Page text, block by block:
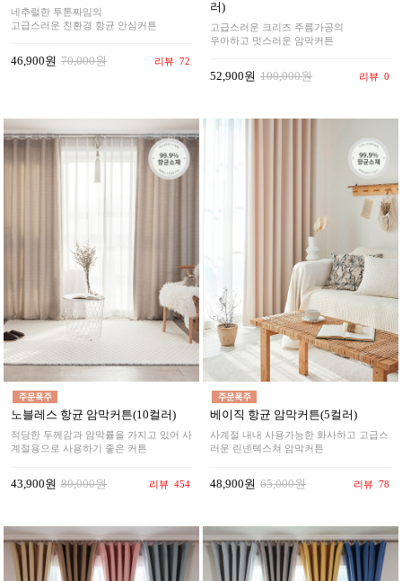
네추럴한 투톤짜임의
고급스러운 친환경 항균 안심커튼
46,900원 70,000원 리뷰 72
러)
고급스러운 크리즈 주름가공의
우아하고 멋스러운 암막커튼
52,900원 100,000원 리뷰 0
노블레스 항균 암막커튼(10컬러)
적당한 두께감과 암막률을 가지고 있어 사
계절용으로 사용하기 좋은 커튼
43,900원 80,000원 리뷰 454
베이직 항균 암막커튼(5컬러)
사계절 내내 사용가능한 화사하고 고급스
러운 린넨텍스쳐 암막커튼
48,900원 65,000원 리뷰 78